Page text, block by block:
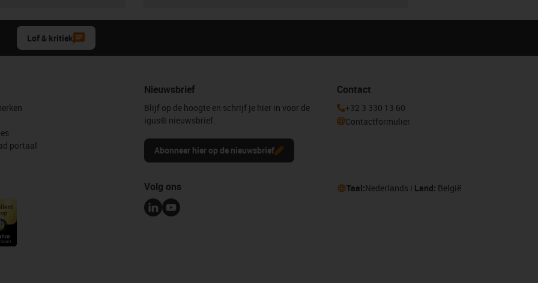
Lof & kritiek
portaal
Nieuwsbrief
Blijf op de hoogte en schrijf je hier in voor de
igus® nieuwsbrief.
Abonneer hier op de nieuwsbrief
Contact
+32 3 330 13 60
Contactformulier
Volg ons Taal:Nederlands Land: België